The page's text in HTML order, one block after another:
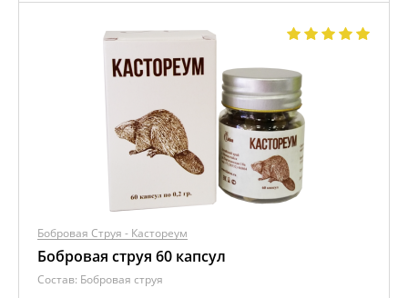
Бобровая Струя - Кастореум
Бобровая струя 60 капсул
Состав: Бобровая струя